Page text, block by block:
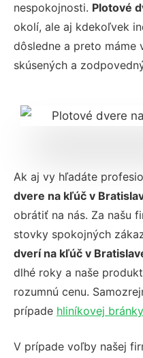
nespokojnosti. Plotové
okolí, ale aj kdekoľvek
dôsledne a preto máme
skúsených a
Ak aj vy hľadáte
dvere na kľúč v
obrátiť na nás. Za našu
stovky spokojných
dverí na kľúč v
dlhé roky a naše
rozumnú cenu.
prípade hliníkovej bránky
V prípade voľby našej